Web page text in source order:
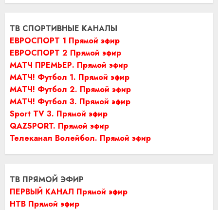
ТВ СПОРТИВНЫЕ КАНАЛЫ
ЕВРОСПОРТ 1 Прямой эфир
ЕВРОСПОРТ 2 Прямой эфир
МАТЧ ПРЕМЬЕР. Прямой эфир
МАТЧ! Футбол 1. Прямой эфир
МАТЧ! Футбол 2. Прямой эфир
МАТЧ! Футбол 3. Прямой эфир
Sport TV 3. Прямой эфир
QAZSPORT. Прямой эфир
Телеканал Волейбол. Прямой эфир
ТВ ПРЯМОЙ ЭФИР
ПЕРВЫЙ КАНАЛ Прямой эфир
НТВ Прямой эфир